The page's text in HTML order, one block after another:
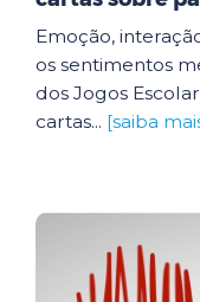
Emoção,
os sentimentos
dos Jogos
cartas... [saiba